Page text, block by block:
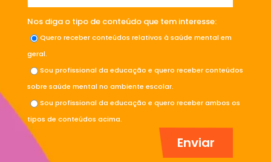
Nos diga o tipo de conteúdo que tem interesse:
Quero receber conteúdos relativos à saúde mental em
geral.
Sou profissional da educação e quero receber conteúdos
sobre saúde mental no ambiente escolar.
Sou profissional da educação e quero receber ambos os
tipos de conteúdos acima.